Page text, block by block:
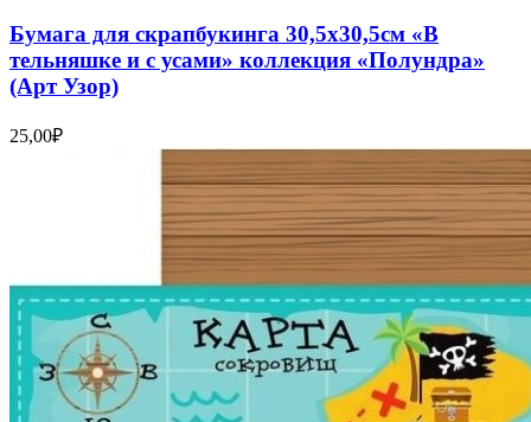
Бумага для скрапбукинга 30,5х30,5см «В
тельняшке и с усами» коллекция «Полундра»
(Арт Узор)
25,00₽